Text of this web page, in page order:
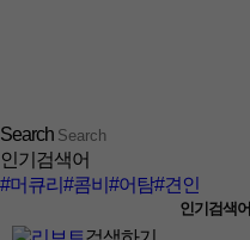
Search
인기검색어
#머큐리 #콤비 #어탐#견인
인기검색어